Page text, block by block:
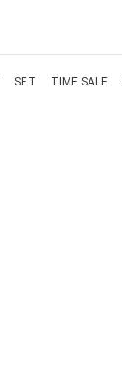
SET TIME SALE